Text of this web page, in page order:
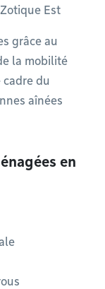
Est
grâce au
la mobilité
du
aînées
en